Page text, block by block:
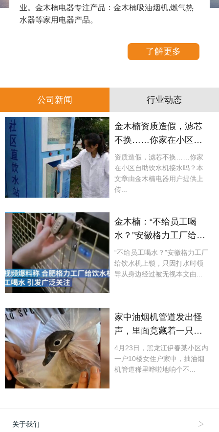
业。金木楠电器专注产品：金木楠吸油烟机,燃气热
水器等家用电器产品。
了解更多
公司新闻 行业动态
金木楠资质造假，滤芯
不换……你家在小区自
助饮水机接水吗？
资质造假，滤芯不换……你家
在小区自助饮水机接水吗？本
文章由金木楠电器用户提供上
传...
金木楠：“不给员工喝
水？”安徽格力工厂给饮
水机上锁，只因打水时
领导从身边经过被无视
“不给员工喝水？”安徽格力工厂
给饮水机上锁，只因打水时领
导从身边经过被无视本文由...
家中油烟机管道发出怪
声，里面竟藏着一只鸳
鸯，多名网友表示：我
家好像也有....
4月23日，黑龙江伊春某小区内
一户10楼女住户家中，抽油烟
机管道稀里哗啦地响个不...
关于我们